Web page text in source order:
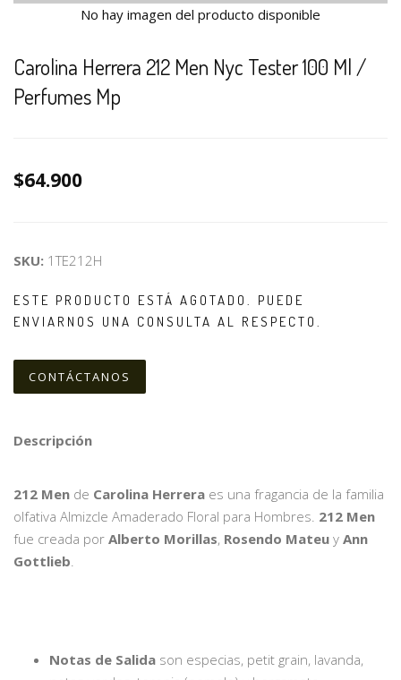
No hay imagen del producto disponible
Carolina Herrera 212 Men Nyc Tester 100 Ml /
Perfumes Mp
$64.900
SKU: 1TE212H
ESTE PRODUCTO ESTÁ AGOTADO. PUEDE
ENVIARNOS UNA CONSULTA AL RESPECTO.
CONTÁCTANOS
Descripción
212 Men de Carolina Herrera es una fragancia de la familia
olfativa Almizcle Amaderado Floral para Hombres. 212 Men
fue creada por Alberto Morillas, Rosendo Mateu y Ann
Gottlieb.
Notas de Salida son especias, petit grain, lavanda,